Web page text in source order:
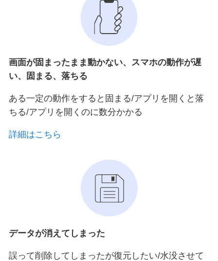
画面が固まったまま動かない、スマホの動作が遅
い、固まる、落ちる
ある一定の動作をすると固まる/アプリを開くと落
ちる/アプリを開くのに数分かかる
詳細はこちら
データが消えてしまった
誤って削除してしまったが復元したい/水没させて